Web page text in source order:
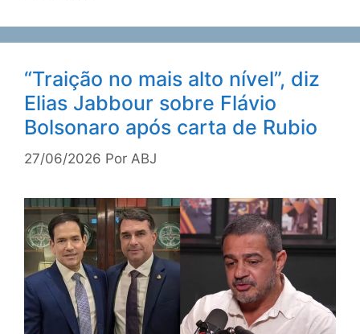
“Traição no mais alto nível”, diz
Elias Jabbour sobre Flávio
Bolsonaro após carta de Rubio
27/06/2026 Por ABJ